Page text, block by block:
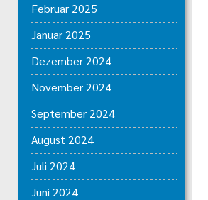
Februar 2025
Januar 2025
Dezember 2024
November 2024
September 2024
August 2024
Juli 2024
Juni 2024